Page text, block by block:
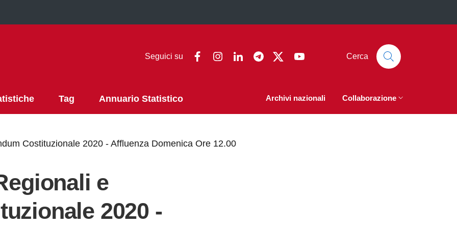
Seguici su FacebookInstagramLinkedinTelegram
Twitter Cerca
Tag Annuario Statistico Archivi nazionali Collaborazione
Costituzionale 2020 - Affluenza Domenica Ore 12.00
e
2020 -